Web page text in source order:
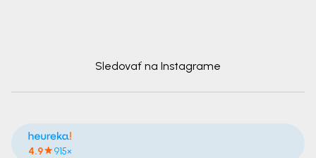
Sledovať na Instagrame
4.9 915×